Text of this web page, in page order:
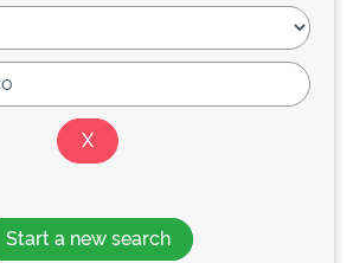
Start a new search